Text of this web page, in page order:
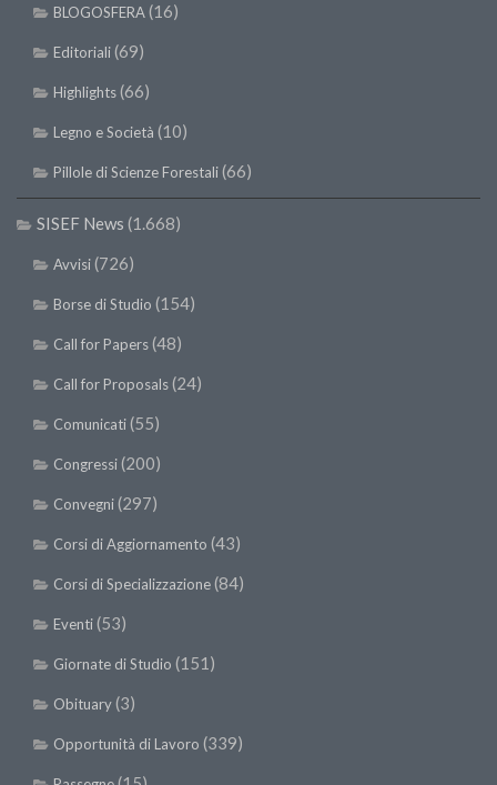
BLOGOSFERA(16)
Editoriali(69)
Highlights(66)
Legno e Società (10)
Pillole di Scienze Forestali(66)
SISEF News (1.668)
Avvisi(726)
Borse di Studio (154)
Call for Papers(48)
Call for Proposals(24)
Comunicati(55)
Congressi(200)
Convegni(297)
Corsi di Aggiornamento (43)
Corsi di Specializzazione(84)
Eventi(53)
Giornate di Studio (151)
Obituary(3)
Opportunità di Lavoro (339)